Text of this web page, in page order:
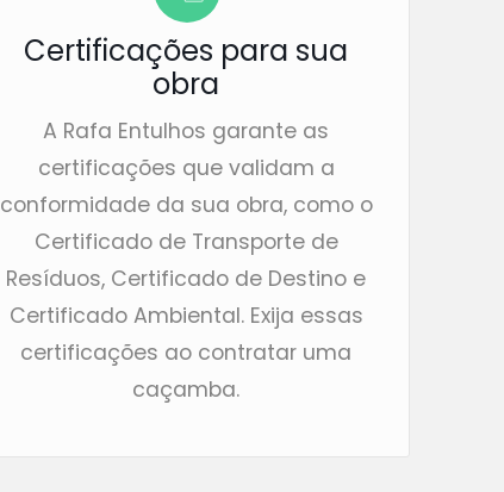
Certificações para sua
obra
A Rafa Entulhos garante as
certificações que validam a
conformidade da sua obra, como o
Certificado de Transporte de
Resíduos, Certificado de Destino e
Certificado Ambiental. Exija essas
certificações ao contratar uma
caçamba.